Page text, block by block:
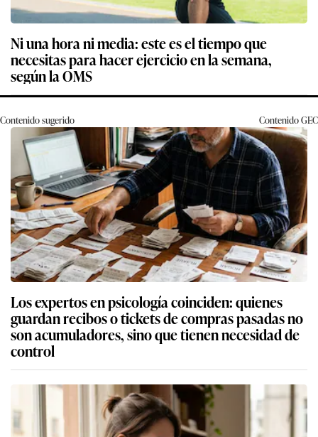
Ni una hora ni media: este es el tiempo que
necesitas para hacer ejercicio en la semana,
según la OMS
Contenido sugerido ContenidoGEC
Los expertos en psicología coinciden: quienes
guardan recibos o tickets de compras pasadas no
son acumuladores, sino que tienen necesidad de
control